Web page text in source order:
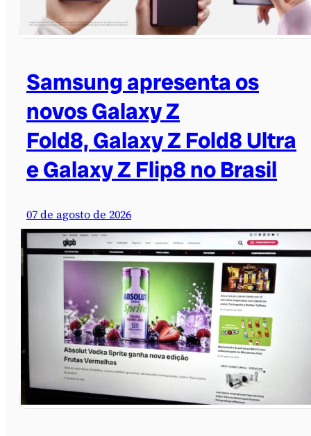
Samsung apresenta os
novos Galaxy Z
Fold8, Galaxy Z Fold8 Ultra
e Galaxy Z Flip8 no Brasil
07 de agosto de 2026